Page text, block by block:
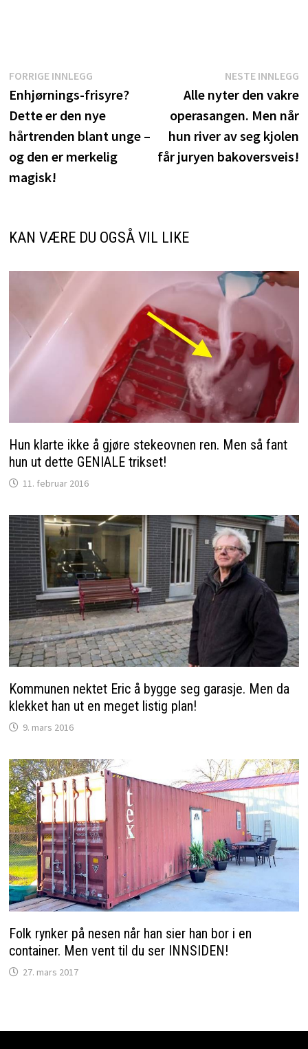
Innleggsnavigasjon
FORRIGE INNLEGGForrige
innlegg:
Enhjørnings-frisyre?
Dette er den nye
hårtrenden blant unge –
og den er merkelig
magisk!
NESTE INNLEGG
Alle nyter den vakre
operasangen. Men når
hun river av seg kjolen
får juryen bakoversveis!
KAN VÆRE DU OGSÅ VIL LIKE
Hun klarte ikke å gjøre stekeovnen ren. Men så fant
hun ut dette GENIALE trikset!
11. februar 2016
Kommunen nektet Eric å bygge seg garasje. Men da
klekket han ut en meget listig plan!
9. mars 2016
Folk rynker på nesen når han sier han bor i en
container. Men vent til du ser INNSIDEN!
27. mars 2017